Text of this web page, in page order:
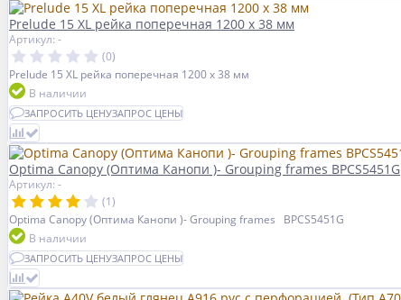
Prelude 15 XL рейка поперечная 1200 x 38 мм
Артикул: -
(0)
Prelude 15 XL рейка поперечная 1200 x 38 мм
В наличии
ЗАПРОСИТЬ ЦЕНУЗАПРОС ЦЕНЫ
Optima Canopy (Оптима Канопи )- Grouping frames BPCS5451G
Артикул: -
(1)
Optima Canopy (Оптима Канопи )- Grouping frames BPCS5451G
В наличии
ЗАПРОСИТЬ ЦЕНУЗАПРОС ЦЕНЫ